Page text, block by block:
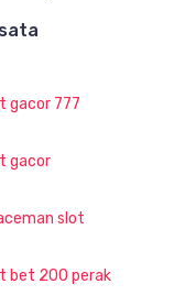
gacor 777
gacor
slot
bet 200 perak